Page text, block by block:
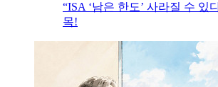
“ISA ‘남은 한도’ 사라질 수 있
목!